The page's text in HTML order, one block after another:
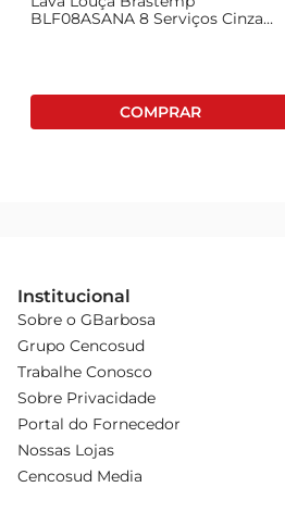
BLF08ASANA 8 Serviços Cinza
Institucional
Sobre o GBarbosa
Grupo Cencosud
Trabalhe Conosco
Sobre Privacidade
Portal do Fornecedor
Nossas Lojas
Cencosud Media